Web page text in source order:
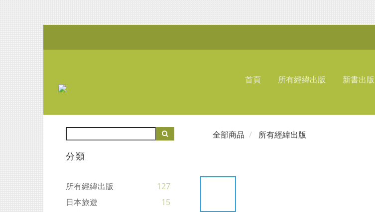
首頁 所有經緯出版 新書出版
分類
所有經緯出版
127
日本旅遊
15
全部商品 所有經緯出版